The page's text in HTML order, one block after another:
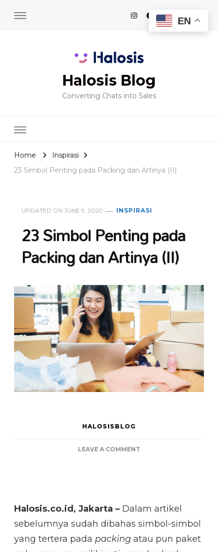
Halosis Blog
Converting Chats into Sales
Home
Inspirasi
23 Simbol Penting pada Packing dan Artinya (II)
UPDATED ON JUNE 9, 2020 INSPIRASI
23 Simbol Penting pada
Packing dan Artinya (II)
HALOSISBLOG
LEAVE A COMMENT
DAN
ARTINYA
Halosis.co.id, Jakarta – Dalam artikel
sebelumnya sudah dibahas simbol-simbol
yang tertera pada packing atau pun paket
EN